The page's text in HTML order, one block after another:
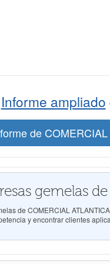
Informe ampliado
de
gemelas
de COMERCIAL
y encontrar clientes